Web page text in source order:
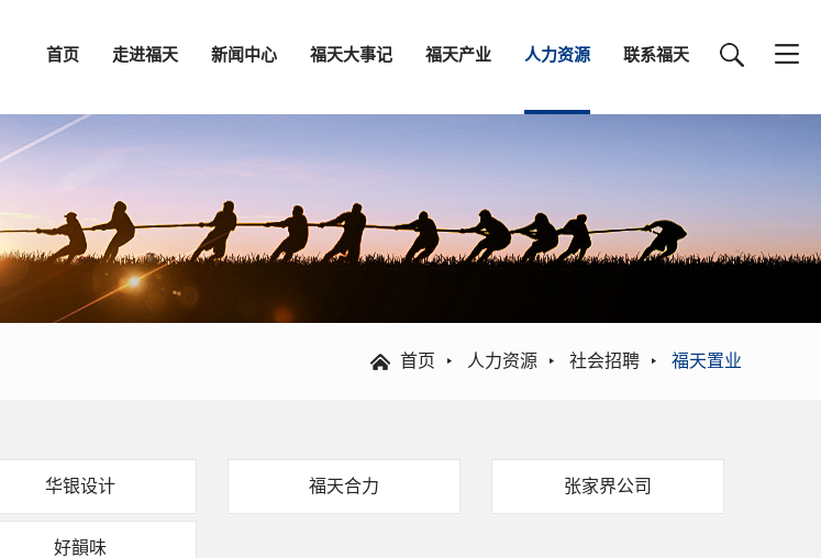
首页 走进福天 新闻中心 福天大事记 福天产业 人力资源 联系福天
首页 人力资源 社会招聘 福天置业
华银设计 福天合力 张家界公司
好韻味